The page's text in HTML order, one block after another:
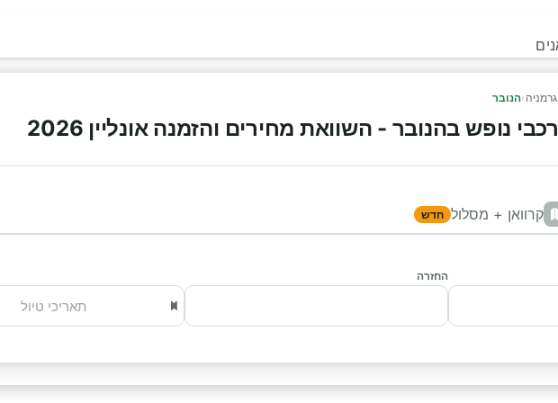
גרמניה ›הנובר
נופש בהנובר - השוואת מחירים והזמנה אונליין 2026
קרוואן + מסלול חדש
החזרה